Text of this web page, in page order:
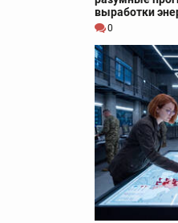
выработки
0